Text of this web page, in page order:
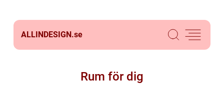
ALLINDESIGN.se
Rum för dig